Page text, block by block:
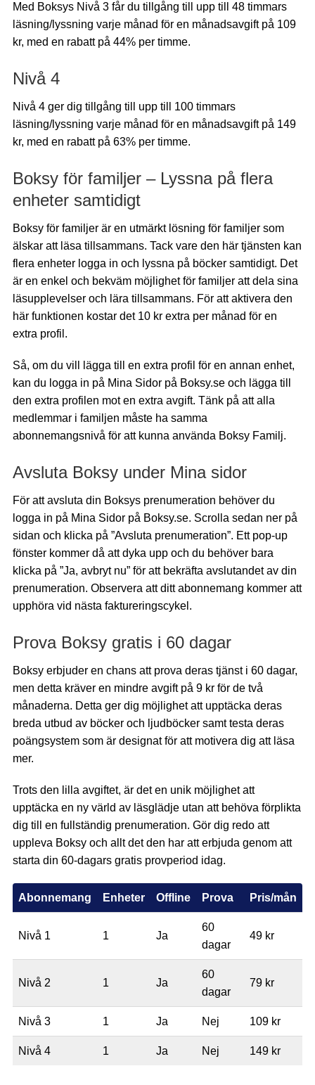
Med Boksys Nivå 3 får du tillgång till upp till 48 timmars
läsning/lyssning varje månad för en månadsavgift på 109
kr, med en rabatt på 44% per timme.
Nivå 4
Nivå 4 ger dig tillgång till upp till 100 timmars
läsning/lyssning varje månad för en månadsavgift på 149
kr, med en rabatt på 63% per timme.
Boksy för familjer – Lyssna på flera
enheter samtidigt
Boksy för familjer är en utmärkt lösning för familjer som
älskar att läsa tillsammans. Tack vare den här tjänsten kan
flera enheter logga in och lyssna på böcker samtidigt. Det
är en enkel och bekväm möjlighet för familjer att dela sina
läsupplevelser och lära tillsammans. För att aktivera den
här funktionen kostar det 10 kr extra per månad för en
extra profil.
Så, om du vill lägga till en extra profil för en annan enhet,
kan du logga in på Mina Sidor på Boksy.se och lägga till
den extra profilen mot en extra avgift. Tänk på att alla
medlemmar i familjen måste ha samma
abonnemangsnivå för att kunna använda Boksy Familj.
Avsluta Boksy under Mina sidor
För att avsluta din Boksys prenumeration behöver du
logga in på Mina Sidor på Boksy.se. Scrolla sedan ner på
sidan och klicka på ”Avsluta prenumeration”. Ett pop-up
fönster kommer då att dyka upp och du behöver bara
klicka på ”Ja, avbryt nu” för att bekräfta avslutandet av din
prenumeration. Observera att ditt abonnemang kommer att
upphöra vid nästa faktureringscykel.
Prova Boksy gratis i 60 dagar
Boksy erbjuder en chans att prova deras tjänst i 60 dagar,
men detta kräver en mindre avgift på 9 kr för de två
månaderna. Detta ger dig möjlighet att upptäcka deras
breda utbud av böcker och ljudböcker samt testa deras
poängsystem som är designat för att motivera dig att läsa
mer.
Trots den lilla avgiftet, är det en unik möjlighet att
upptäcka en ny värld av läsglädje utan att behöva förplikta
dig till en fullständig prenumeration. Gör dig redo att
uppleva Boksy och allt det den har att erbjuda genom att
starta din 60-dagars gratis provperiod idag.
Abonnemang Enheter Offline Prova Pris/mån
Nivå 1 1 Ja
60
dagar
49 kr
Nivå 2 1 Ja
60
dagar
79 kr
Nivå 3 1 Ja Nej 109 kr
Nivå 4 1 Ja Nej 149 kr